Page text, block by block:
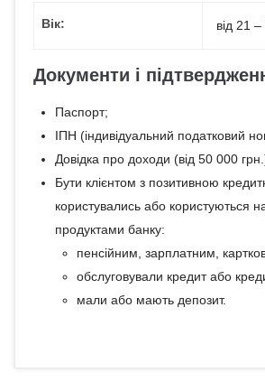
Вік: від 21 –
Документи і
Паспорт;
ІПН (індивідуальний податковий
Довідка про доходи (від 50 000
Бути клієнтом з позитивною
користувались або користуються
продуктами банку:
пенсійним, зарплатним,
обслуговували кредит або
мали або мають депозит.